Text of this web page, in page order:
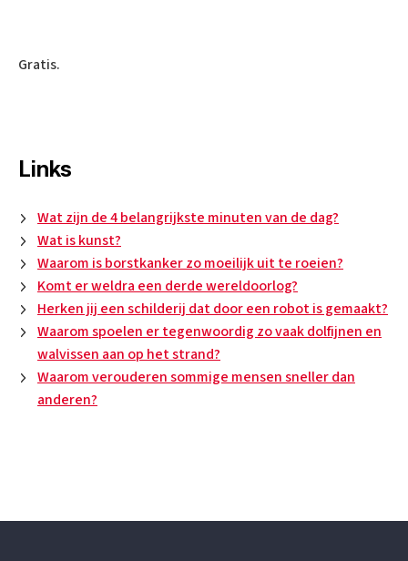
Gratis.
Links
Wat zijn de 4 belangrijkste minuten van de dag?
Wat is kunst?
Waarom is borstkanker zo moeilijk uit te roeien?
Komt er weldra een derde wereldoorlog?
Herken jij een schilderij dat door een robot is gemaakt?
Waarom spoelen er tegenwoordig zo vaak dolfijnen en
walvissen aan op het strand?
Waarom verouderen sommige mensen sneller dan
anderen?